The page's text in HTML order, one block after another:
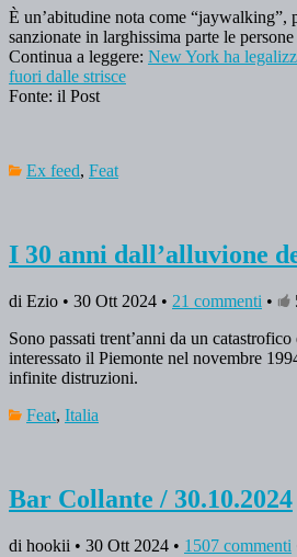
È un’abitudine nota come “jaywalking”,
sanzionate in larghissima parte le
Continua a leggere: New York ha
fuori dalle strisce
Fonte: il Post
Ex feed, Feat
I 30 anni dall’alluvione
di Ezio • 30 Ott 2024 • 21 commenti •
Sono passati trent’anni da un
interessato il Piemonte nel novembre
infinite distruzioni.
Feat, Italia
Bar Collante / 30.10.2024
di hookii • 30 Ott 2024 • 1507 commenti